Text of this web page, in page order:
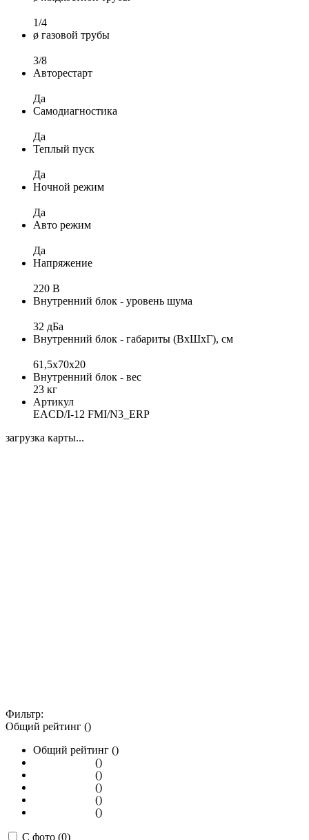
1/4
ø газовой трубы
3/8
Авторестарт
Да
Самодиагностика
Да
Теплый пуск
Да
Ночной режим
Да
Авто режим
Да
Напряжение
220 В
Внутренний блок - уровень шума
32 дБа
Внутренний блок - габариты (ВхШхГ), см
61,5х70х20
Внутренний блок - вес
23 кг
Артикул
EACD/I-12 FMI/N3_ERP
загрузка карты...
Фильтр:
Общий рейтинг ()
Общий рейтинг ()
()
()
()
()
()
С фото (0)